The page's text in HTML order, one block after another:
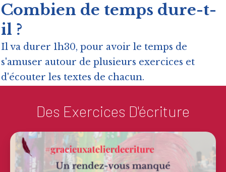
Combien de temps dure-t-
il ?
Il va durer 1h30, pour avoir le temps de
s'amuser autour de plusieurs exercices et
d'écouter les textes de chacun.
Des Exercices D'écriture